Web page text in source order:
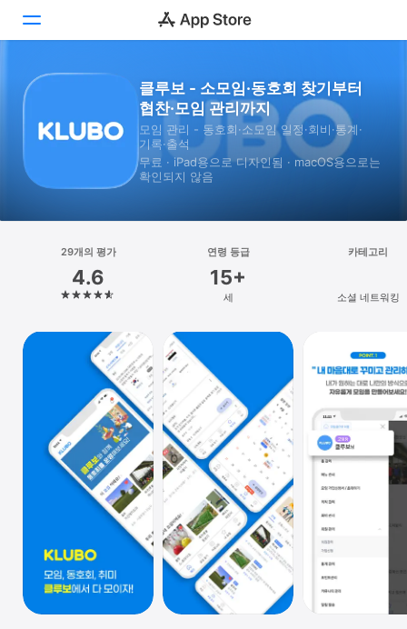
게임
검색
iPhone
iPad
클루보 - 소모임·동호회 찾기부터
협찬·모임 관리까지
모임 관리 - 동호회·소모임 일정·회비·통계·
기록·출석
무료 · iPad⁠용으로 디자인됨 · macOS⁠용으로는
확인되지 않음
29개의 평가
4.6
연령 등급
15+
세
카테고리
소셜 네트워킹